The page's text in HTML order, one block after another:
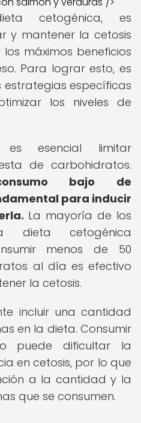
cetogénica, es
y mantener la cetosis
máximos beneficios
Para lograr esto, es
específicas
los niveles de
esencial limitar
de carbohidratos.
bajo de
para inducir
La mayoría de los
dieta cetogénica
menos de 50
al día es efectivo
la cetosis.
incluir una cantidad
en la dieta. Consumir
puede dificultar la
en cetosis, por lo que
a la cantidad y la
que se consumen.